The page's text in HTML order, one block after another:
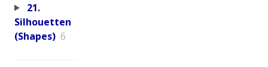
21.
Silhouetten
(Shapes) 6